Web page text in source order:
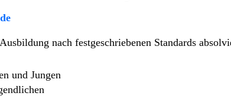
nach festgeschriebenen Standards
und Jungen